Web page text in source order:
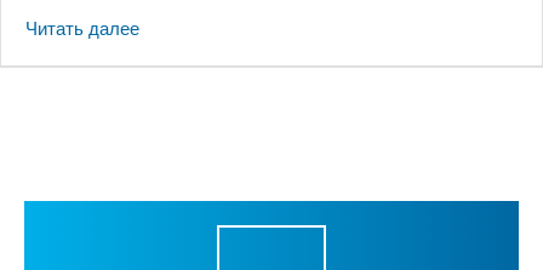
Читать далее